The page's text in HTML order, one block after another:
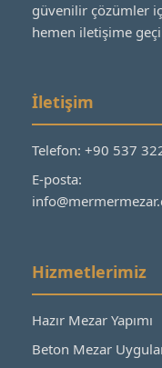
güvenilir çözümler
hemen iletişime
İletişim
Telefon: +90 537
E-posta:
Hizmetlerimiz
Hazır Mezar Yapımı
Beton Mezar